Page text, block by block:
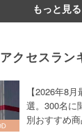
もっと見る
アクセスラン
【2026年8
選。300名に
別おすすめ